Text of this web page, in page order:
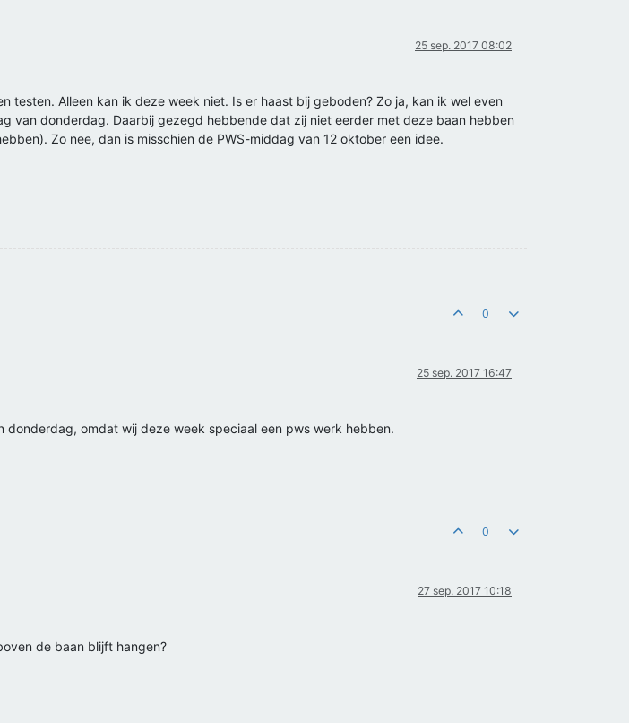
25 sep. 2017 08:02
testen. Alleen kan ik deze week niet. Is er haast bij geboden? Zo ja, kan ik wel even
van donderdag. Daarbij gezegd hebbende dat zij niet eerder met deze baan hebben
Zo nee, dan is misschien de PWS-middag van 12 oktober een idee.
0
25 sep. 2017 16:47
omdat wij deze week speciaal een pws werk hebben.
0
27 sep. 2017 10:18
de baan blijft hangen?